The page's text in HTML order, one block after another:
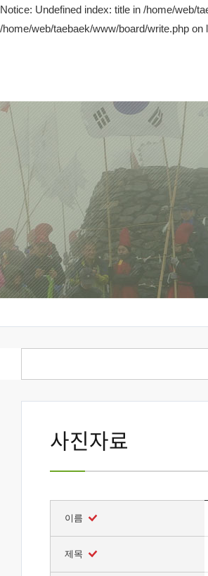
Notice: Undefined index: title in /home/web/
/home/web/taebaek/www/board/write.php on
사진자료
이름
제목